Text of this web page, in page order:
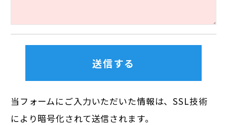
当フォームにご入力いただいた情報は、SSL技術
により暗号化されて送信されます。